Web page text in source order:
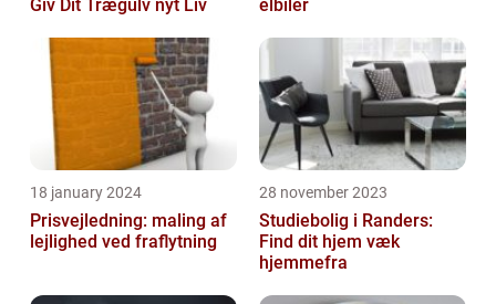
Giv Dit Trægulv nyt Liv
elbiler
18 january 2024
Prisvejledning: maling af
lejlighed ved fraflytning
28 november 2023
Studiebolig i Randers:
Find dit hjem væk
hjemmefra